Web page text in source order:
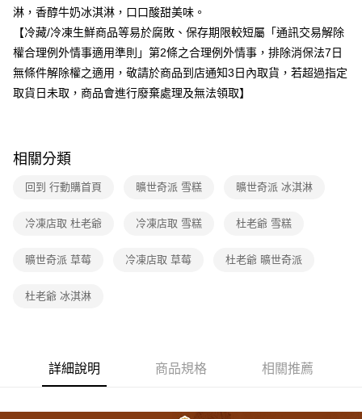
淋，香醇牛奶冰淇淋，口口酸甜美味。
【冷藏/冷凍生鮮商品等易於腐敗、保存期限較短屬「通訊交易解除
權合理例外情事適用準則」第2條之合理例外情事，排除消保法7日
無條件解除權之適用，敬請於商品到店通知3日內取貨，若超過指定
取貨日未取，商品會進行廢棄處理及無法領取】
相關分類
回到 行動購首頁 曠世奇派 雪糕 曠世奇派 冰淇淋
冷凍店取 杜老爺 冷凍店取 雪糕 杜老爺 雪糕
曠世奇派 草莓 冷凍店取 草莓 杜老爺 曠世奇派
杜老爺 冰淇淋
詳細說明 商品規格 相關推薦